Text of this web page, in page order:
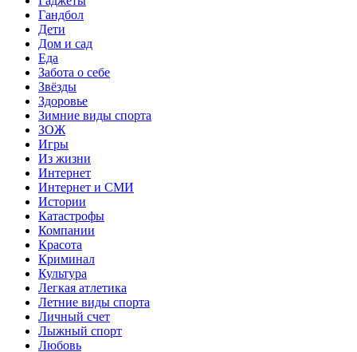
Гандбол
Дети
Дом и сад
Еда
Забота о себе
Звёзды
Здоровье
Зимние виды спорта
ЗОЖ
Игры
Из жизни
Интернет
Интернет и СМИ
Истории
Катастрофы
Компании
Красота
Криминал
Культура
Легкая атлетика
Летние виды спорта
Личный счет
Лыжный спорт
Любовь